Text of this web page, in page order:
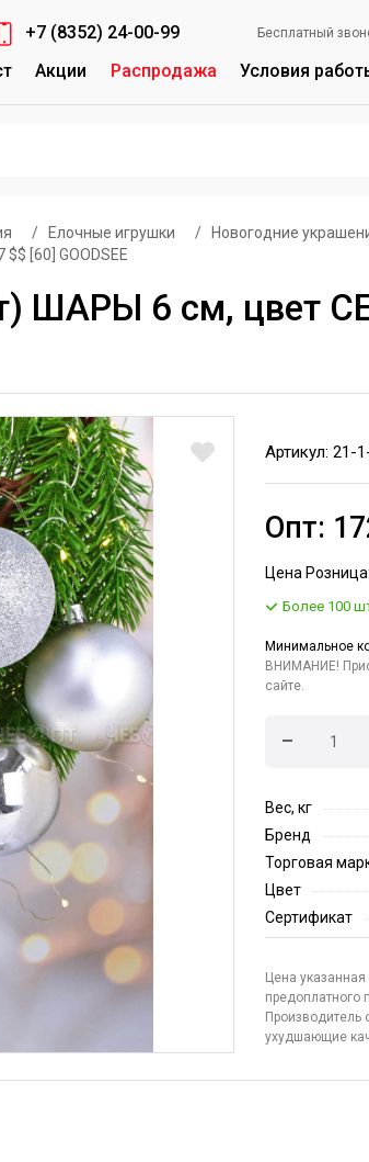
+7 (8352) 24-00-99 Бесплатный
Акции Распродажа Условия
/ Елочные игрушки / Новогодние
[60] GOODSEE
ШАРЫ 6 см, цвет
Артикул: 21-
Опт:
Цена
Более 100
Минимальное
ВНИМАНИЕ!
сайте.
-
Вес, кг
Бренд
Торговая
Цвет
Сертификат
Цена
предоплатного
Производитель
ухудшающие